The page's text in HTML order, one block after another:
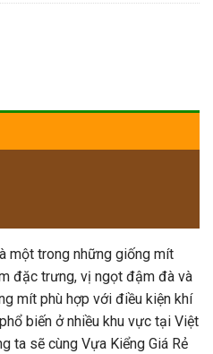
là một trong những giống mít
đặc trưng, vị ngọt đậm đà và
mít phù hợp với điều kiện khí
biến ở nhiều khu vực tại Việt
ta sẽ cùng Vựa Kiểng Giá Rẻ